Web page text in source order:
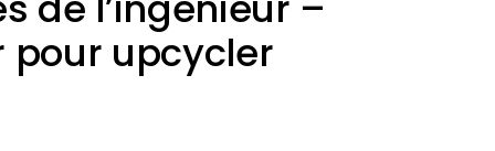
pour upcycler